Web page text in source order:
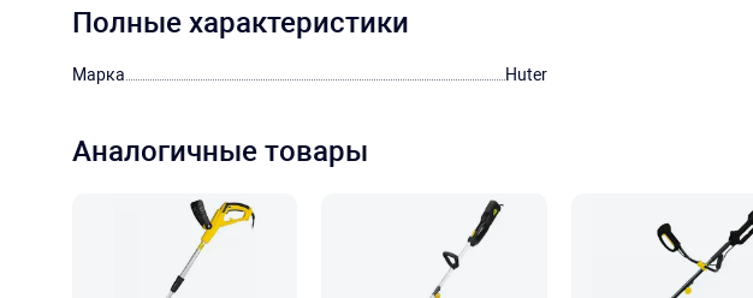
Полные характеристики
Марка Huter
Аналогичные товары